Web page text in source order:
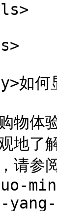
如
物体
地了
，请